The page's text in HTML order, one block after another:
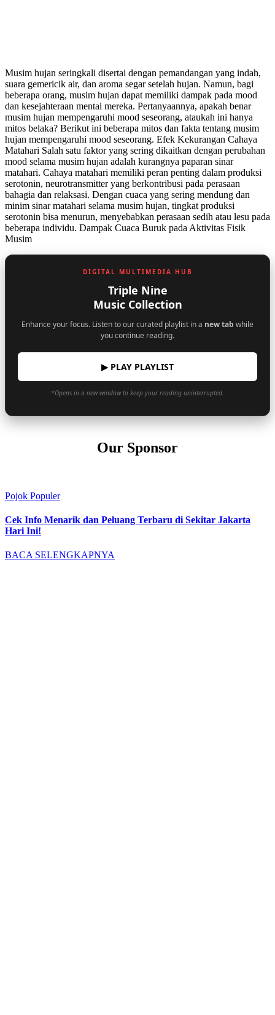
Musim hujan seringkali disertai dengan pemandangan yang indah,
suara gemericik air, dan aroma segar setelah hujan. Namun, bagi
beberapa orang, musim hujan dapat memiliki dampak pada mood
dan kesejahteraan mental mereka. Pertanyaannya, apakah benar
musim hujan mempengaruhi mood seseorang, ataukah ini hanya
mitos belaka? Berikut ini beberapa mitos dan fakta tentang musim
hujan mempengaruhi mood seseorang. Efek Kekurangan Cahaya
Matahari Salah satu faktor yang sering dikaitkan dengan perubahan
mood selama musim hujan adalah kurangnya paparan sinar
matahari. Cahaya matahari memiliki peran penting dalam produksi
serotonin, neurotransmitter yang berkontribusi pada perasaan
bahagia dan relaksasi. Dengan cuaca yang sering mendung dan
minim sinar matahari selama musim hujan, tingkat produksi
serotonin bisa menurun, menyebabkan perasaan sedih atau lesu pada
beberapa individu. Dampak Cuaca Buruk pada Aktivitas Fisik
Musim
DIGITAL MULTIMEDIA HUB
Triple Nine
Music Collection
Enhance your focus. Listen to our curated playlist in a new tab while
you continue reading.
▶ PLAY PLAYLIST
*Opens in a new window to keep your reading uninterrupted.
Our Sponsor
Pojok Populer
Cek Info Menarik dan Peluang Terbaru di Sekitar Jakarta
Hari Ini!
BACA SELENGKAPNYA